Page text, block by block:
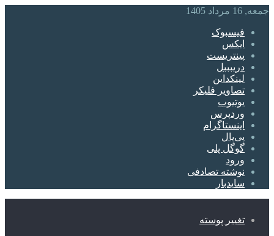
جمعه, 16 مرداد 1405
فیسبوک
ایکس
پینتریست
دریبببل
لینکداین
تصاویر فلیکر
یوتیوب
وردپرس
اینستاگرام
پی‌پال
گوگل پلی
ورود
نوشته تصادفی
سایدبار
تغییر پوسته